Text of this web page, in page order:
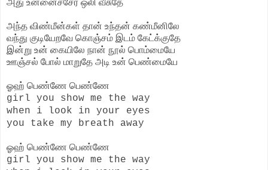
அந்த விண்மீன்கள் தான் உந்தன் கண்மீனிலே
வந்து குடியேறவே கொஞ்சம் இடம் கேட்க்குதே
இன்று உன் கையிலே நான் நூல் பொம்மையே
ஊஞ்சல் போல் மாறுதே அடி உன் பெண்மையே
ஓஹ் பெண்ணே பெண்ணே
girl you show me the way
when i look in your eyes
you take my breath away
ஓஹ் பெண்ணே பெண்ணே
girl you show me the way